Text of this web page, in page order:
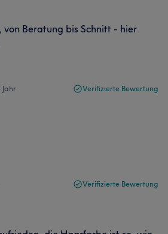
Beratung bis Schnitt - hier
Jahr Verifizierte Bewertung
Verifizierte Bewertung